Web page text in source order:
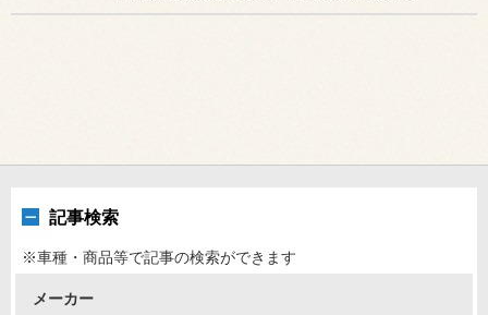
記事検索
※車種・商品等で記事の検索ができます
メーカー